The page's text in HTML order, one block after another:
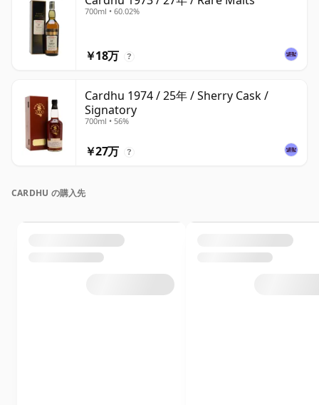
700ml • 60.02%
￥18万 ?
Cardhu 1974 / 25年 / Sherry Cask /
Signatory
700ml • 56%
￥27万 ?
CARDHU の購入先